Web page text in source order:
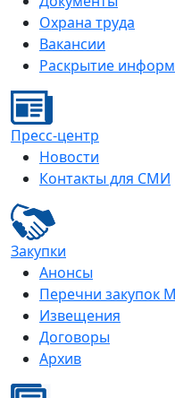
Охрана труда
Вакансии
Раскрытие
Пресс-центр
Новости
Контакты для СМИ
Закупки
Анонсы
Перечни закупок
Извещения
Договоры
Архив